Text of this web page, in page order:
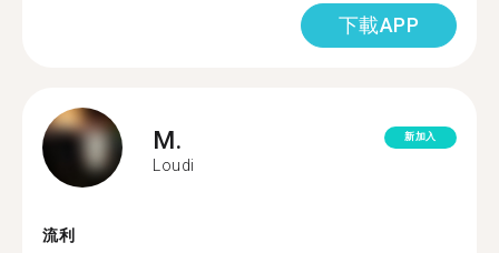
下載APP
M.
Loudi
新加入
流利